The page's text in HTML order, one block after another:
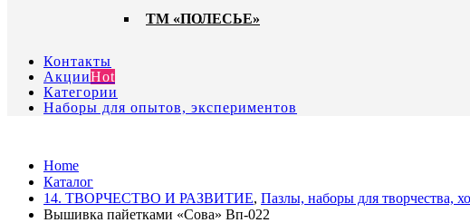
ТМ «ПОЛЕСЬЕ»
Контакты
АкцииHot
Категории
Наборы для опытов, экспериментов
Home
Каталог
14. ТВОРЧЕСТВО И РАЗВИТИЕ, Пазлы, наборы для творчества,
Вышивка пайетками «Сова» Вп-022